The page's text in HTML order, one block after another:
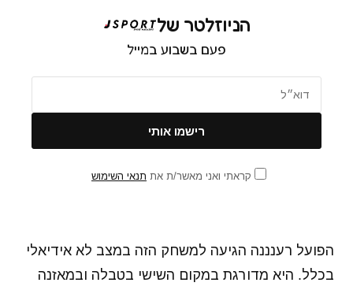
הניוזלטר של
פעם בשבוע במייל
קראתי ואני מאשר/ת את תנאי השימוש
הפועל רענננה הגיעה למשחק הזה במצב לא אידיאלי
בכלל. היא מדורגת במקום השישי בטבלה ובמאזנה